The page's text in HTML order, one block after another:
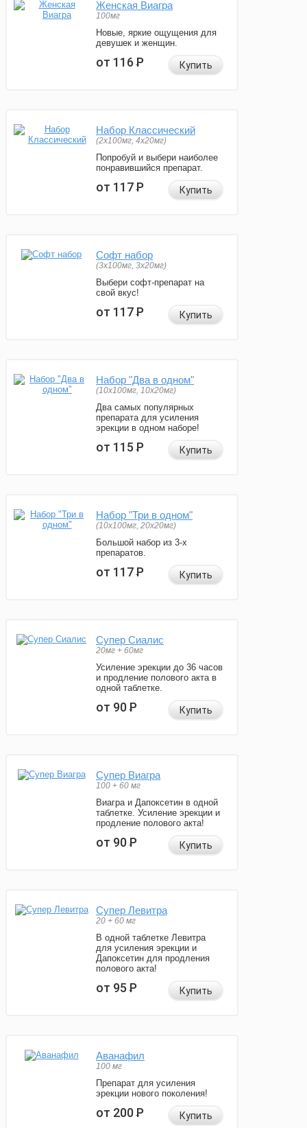
Женская Виагра
100мг
Новые, яркие ощущения для
девушек и женщин.
от 116Р Купить
Набор Классический
(2x100мг, 4x20мг)
Попробуй и выбери наиболее
понравившийся препарат.
от 117Р Купить
Софт набор
(3x100мг, 3x20мг)
Выбери софт-препарат на
свой вкус!
от 117Р Купить
Набор "Два в одном"
(10x100мг, 10x20мг)
Два самых популярных
препарата для усиления
эрекции в одном наборе!
от 115Р Купить
Набор "Три в одном"
(10x100мг, 20x20мг)
Большой набор из 3-х
препаратов.
от 117Р Купить
Супер Сиалис
20мг + 60мг
Усиление эрекции до 36 часов
и продление полового акта в
одной таблетке.
от 90Р Купить
Супер Виагра
100 + 60 мг
Виагра и Дапоксетин в одной
таблетке. Усиление эрекции и
продление полового акта!
от 90Р Купить
Супер Левитра
20 + 60 мг
В одной таблетке Левитра
для усиления эрекции и
Дапоксетин для продления
полового акта!
от 95Р Купить
Аванафил
100 мг
Препарат для усиления
эрекции нового поколения!
от 200Р Купить